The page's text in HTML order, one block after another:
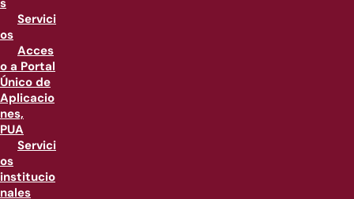
s
Servici
os
Acces
o a Portal
Único de
Aplicacio
nes,
PUA
Servici
os
institucio
nales